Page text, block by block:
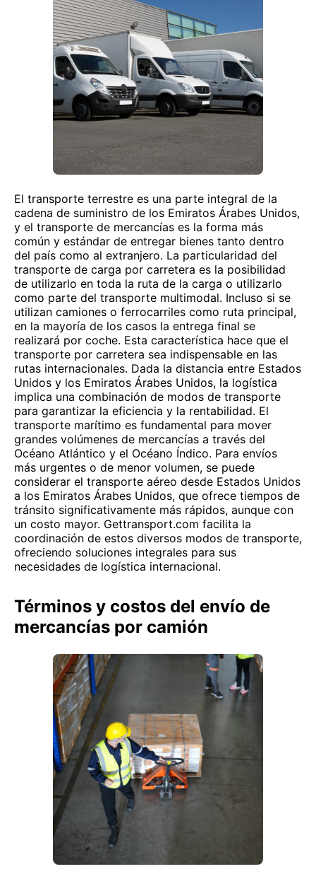
El transporte terrestre es una parte integral de la
cadena de suministro de los Emiratos Árabes Unidos,
y el transporte de mercancías es la forma más
común y estándar de entregar bienes tanto dentro
del país como al extranjero. La particularidad del
transporte de carga por carretera es la posibilidad
de utilizarlo en toda la ruta de la carga o utilizarlo
como parte del transporte multimodal. Incluso si se
utilizan camiones o ferrocarriles como ruta principal,
en la mayoría de los casos la entrega final se
realizará por coche. Esta característica hace que el
transporte por carretera sea indispensable en las
rutas internacionales. Dada la distancia entre Estados
Unidos y los Emiratos Árabes Unidos, la logística
implica una combinación de modos de transporte
para garantizar la eficiencia y la rentabilidad. El
transporte marítimo es fundamental para mover
grandes volúmenes de mercancías a través del
Océano Atlántico y el Océano Índico. Para envíos
más urgentes o de menor volumen, se puede
considerar el transporte aéreo desde Estados Unidos
a los Emiratos Árabes Unidos, que ofrece tiempos de
tránsito significativamente más rápidos, aunque con
un costo mayor. Gettransport.com facilita la
coordinación de estos diversos modos de transporte,
ofreciendo soluciones integrales para sus
necesidades de logística internacional.
Términos y costos del envío de
mercancías por camión